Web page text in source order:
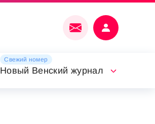
Свежий номер
Новый Венский журнал